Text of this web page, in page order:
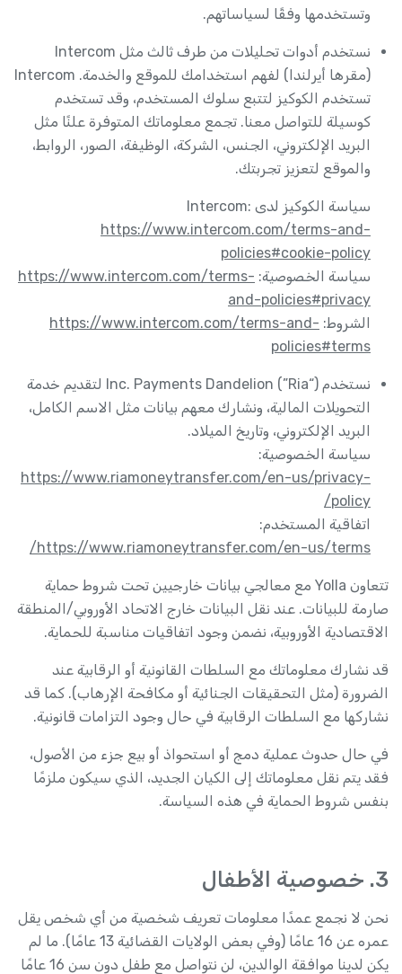
وتستخدمها وفقًا لسياساتهم.
نستخدم أدوات تحليلات من طرف ثالث مثل Intercom
(مقرها أيرلندا) لفهم استخدامك للموقع والخدمة. Intercom
تستخدم الكوكيز لتتبع سلوك المستخدم، وقد تستخدم
كوسيلة للتواصل معنا. تجمع معلوماتك المتوفرة علنًا مثل
البريد الإلكتروني، الجنس، الشركة، الوظيفة، الصور، الروابط،
والموقع لتعزيز تجربتك.
سياسة الكوكيز لدى Intercom:
https://www.intercom.com/terms-and-
policies#cookie-policy
سياسة الخصوصية: https://www.intercom.com/terms-
and-policies#privacy
الشروط: https://www.intercom.com/terms-and-
policies#terms
نستخدم (“Ria”) Inc. Payments Dandelion لتقديم خدمة
التحويلات المالية، ونشارك معهم بيانات مثل الاسم الكامل،
البريد الإلكتروني، وتاريخ الميلاد.
سياسة الخصوصية:
https://www.riamoneytransfer.com/en-us/privacy-
policy/
اتفاقية المستخدم:
https://www.riamoneytransfer.com/en-us/terms/
تتعاون Yolla مع معالجي بيانات خارجيين تحت شروط حماية
صارمة للبيانات. عند نقل البيانات خارج الاتحاد الأوروبي/المنطقة
الاقتصادية الأوروبية، نضمن وجود اتفاقيات مناسبة للحماية.
قد نشارك معلوماتك مع السلطات القانونية أو الرقابية عند
الضرورة (مثل التحقيقات الجنائية أو مكافحة الإرهاب). كما قد
نشاركها مع السلطات الرقابية في حال وجود التزامات قانونية.
في حال حدوث عملية دمج أو استحواذ أو بيع جزء من الأصول،
فقد يتم نقل معلوماتك إلى الكيان الجديد، الذي سيكون ملزمًا
بنفس شروط الحماية في هذه السياسة.
3. خصوصية الأطفال
نحن لا نجمع عمدًا معلومات تعريف شخصية من أي شخص يقل
عمره عن 16 عامًا (وفي بعض الولايات القضائية 13 عامًا). ما لم
يكن لدينا موافقة الوالدين، لن نتواصل مع طفل دون سن 16 عامًا